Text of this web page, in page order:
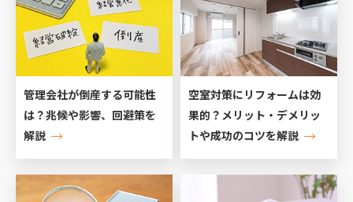
管理会社が倒産する可能性
は？兆候や影響、回避策を
解説
空室対策にリフォームは効
果的？メリット・デメリッ
トや成功のコツを解説